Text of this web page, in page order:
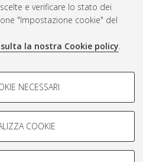
e verificare lo stato dei
"Impostazione cookie" del
la nostra Cookie policy.
-
analizzare le caratteristiche della
in base al loro comportamento
NECESSARI
COOKIE